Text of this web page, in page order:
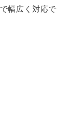
幅広く対応で